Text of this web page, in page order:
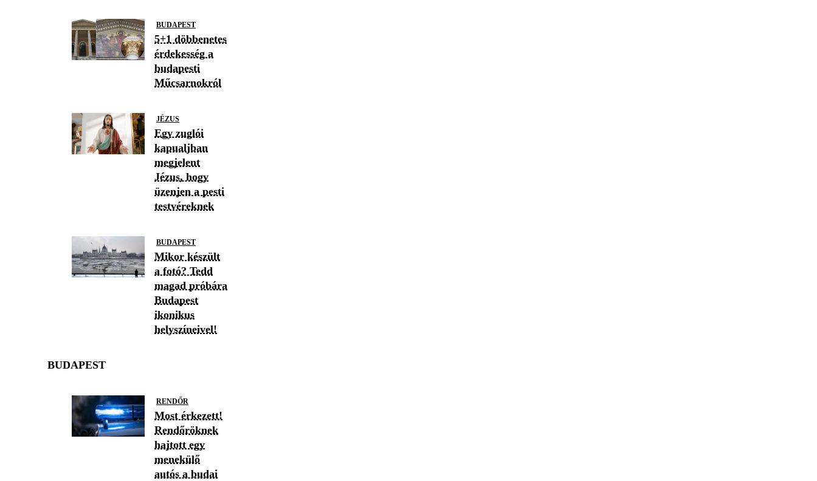
BUDAPEST
5+1 döbbenetes
érdekesség a
budapesti
Műcsarnokról
JÉZUS
Egy zuglói
kapualjban
megjelent
Jézus, hogy
üzenjen a pesti
testvéreknek
BUDAPEST
Mikor készült
a fotó? Tedd
magad próbára
Budapest
ikonikus
helyszíneivel!
BUDAPEST
RENDŐR
Most érkezett!
Rendőröknek
hajtott egy
menekülő
autós a budai